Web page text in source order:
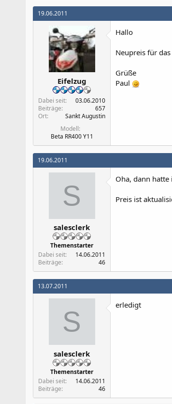
19.06.2011
Eifelzug
Dabei seit
03.06.2010
Beiträge
657
Ort
Sankt Augustin
Modell
Beta RR400 Y11
Hallo
Neupreis für
Grüße
Paul
19.06.2011
S
salesclerk
Themenstarter
Dabei seit
14.06.2011
Beiträge
46
Oha, dann
Preis ist
13.07.2011
S
salesclerk
Themenstarter
Dabei seit
14.06.2011
Beiträge
46
erledigt